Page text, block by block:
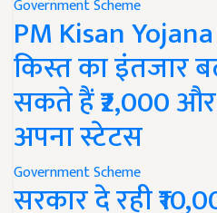
Government Scheme
PM Kisan
किस्त का इंतजार
सकते हैं ₹2,000
अपना स्टेटस
Government Scheme
सरकार दे रही